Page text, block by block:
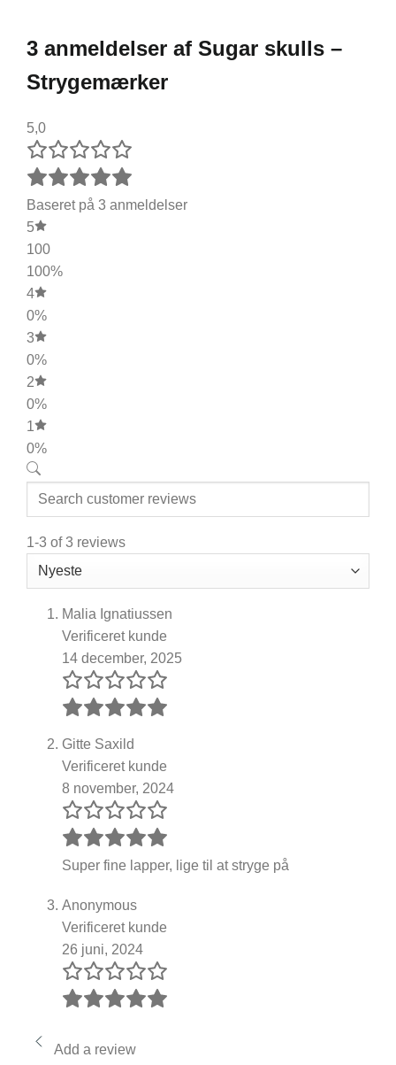
3 anmeldelser af Sugar skulls –
Strygemærker
5,0
Baseret på 3 anmeldelser
5
100
100%
4
0%
3
0%
2
0%
1
0%
1-3 of 3 reviews
Malia Ignatiussen
Verificeret kunde
14 december, 2025
Gitte Saxild
Verificeret kunde
8 november, 2024
Super fine lapper, lige til at stryge på
Anonymous
Verificeret kunde
26 juni, 2024
Add a review